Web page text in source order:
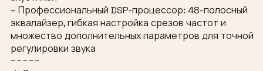
– Профессиональный DSP-процессор: 48-полосный
эквалайзер, гибкая настройка срезов частот и
множество дополнительных параметров для точной
регулировки звука
−−−−−